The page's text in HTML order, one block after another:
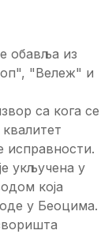
обавља из
"Вележ" и
са кога се
исправности.
укључена у
која
у Беоцима.